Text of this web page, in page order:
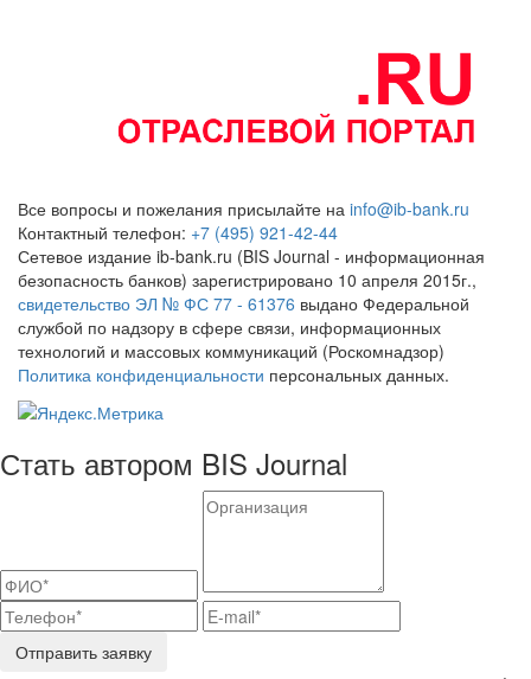
Все вопросы и пожелания присылайте на info@ib-bank.ru
Контактный телефон: +7 (495) 921-42-44
Сетевое издание ib-bank.ru (BIS Journal - информационная
безопасность банков) зарегистрировано 10 апреля 2015г.,
свидетельство ЭЛ № ФС 77 - 61376 выдано Федеральной
службой по надзору в сфере связи, информационных
технологий и массовых коммуникаций (Роскомнадзор)
Политика конфиденциальности персональных данных.
Стать автором BIS Journal
Отправить заявку